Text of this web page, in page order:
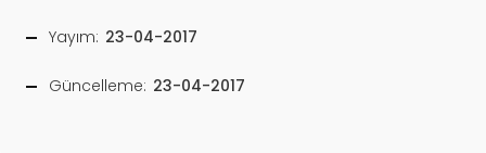
Yayım: 23-04-2017
Güncelleme: 23-04-2017